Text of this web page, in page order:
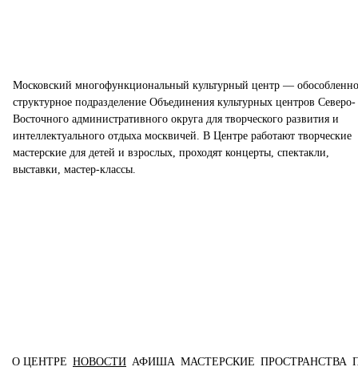
Московский многофункциональный культурный центр —
структурное подразделение Объединения культурных центров Северо-
Восточного административного округа для творческого развития и
интеллектуального отдыха москвичей. В Центре работают творческие
мастерские для детей и взрослых, проходят концерты, спектакли,
выставки, мастер-классы.
Главное меню
О ЦЕНТРЕ НОВОСТИ АФИША МАСТЕРСКИЕ ПРОСТРАНСТВА